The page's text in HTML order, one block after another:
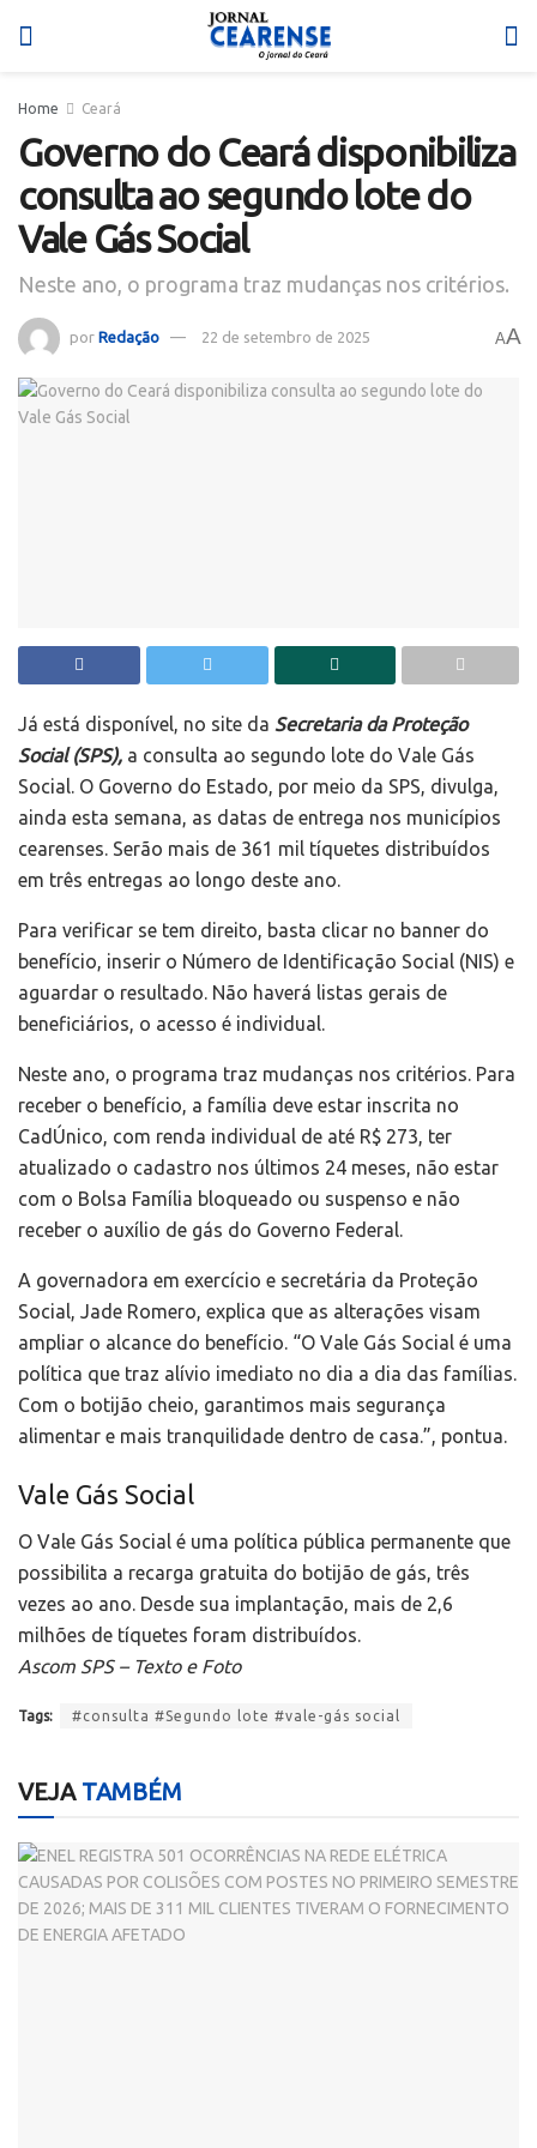
Home Ceará
Governo do Ceará disponibiliza
consulta ao segundo lote do
Vale Gás Social
Neste ano, o programa traz mudanças nos critérios.
por Redação 22 de setembro de 2025 AA
Já está disponível, no site da Secretaria da Proteção
Social (SPS), a consulta ao segundo lote do Vale Gás
Social. O Governo do Estado, por meio da SPS, divulga,
ainda esta semana, as datas de entrega nos municípios
cearenses. Serão mais de 361 mil tíquetes distribuídos
em três entregas ao longo deste ano.
Para verificar se tem direito, basta clicar no banner do
benefício, inserir o Número de Identificação Social (NIS) e
aguardar o resultado. Não haverá listas gerais de
beneficiários, o acesso é individual.
Neste ano, o programa traz mudanças nos critérios. Para
receber o benefício, a família deve estar inscrita no
CadÚnico, com renda individual de até R$ 273, ter
atualizado o cadastro nos últimos 24 meses, não estar
com o Bolsa Família bloqueado ou suspenso e não
receber o auxílio de gás do Governo Federal.
A governadora em exercício e secretária da Proteção
Social, Jade Romero, explica que as alterações visam
ampliar o alcance do benefício. “O Vale Gás Social é uma
política que traz alívio imediato no dia a dia das famílias.
Com o botijão cheio, garantimos mais segurança
alimentar e mais tranquilidade dentro de casa.”, pontua.
Vale Gás Social
O Vale Gás Social é uma política pública permanente que
possibilita a recarga gratuita do botijão de gás, três
vezes ao ano. Desde sua implantação, mais de 2,6
milhões de tíquetes foram distribuídos.
Ascom SPS – Texto e Foto
Tags: #consulta #Segundo lote #vale-gás social
VEJATAMBÉM